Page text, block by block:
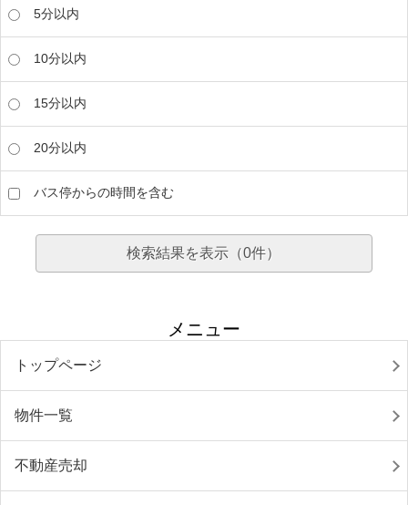
5分以内
10分以内
15分以内
20分以内
バス停からの時間を含む
検索結果を表示（0件）
メニュー
トップページ
物件一覧
不動産売却